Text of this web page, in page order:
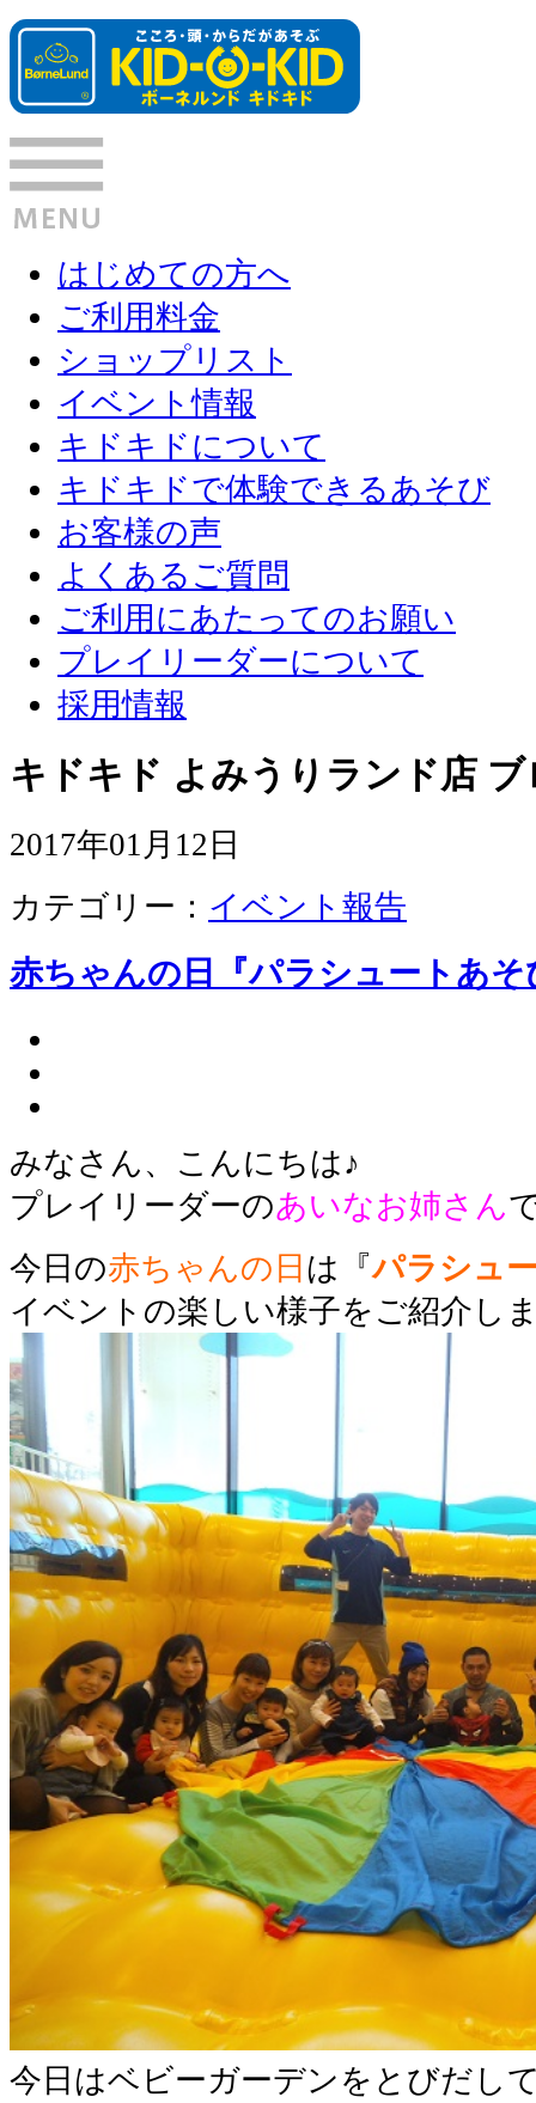
はじめての方へ
ご利用料金
ショップリスト
イベント情報
キドキドについて
キドキドで体験できるあそび
お客様の声
よくあるご質問
ご利用にあたってのお願い
プレイリーダーについて
採用情報
キドキド よみうりランド店 ブ
2017年01月12日
カテゴリー： イベント報告
赤ちゃんの日『パラシュートあそ
みなさん、こんにちは♪
プレイリーダーのあいなお姉さん
今日の赤ちゃんの日 は『パラシュ
イベントの楽しい様子をご紹介し
今日はベビーガーデンをとびだし